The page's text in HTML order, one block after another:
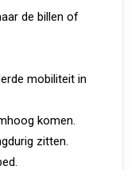
de billen of
mobiliteit in
komen.
zitten.